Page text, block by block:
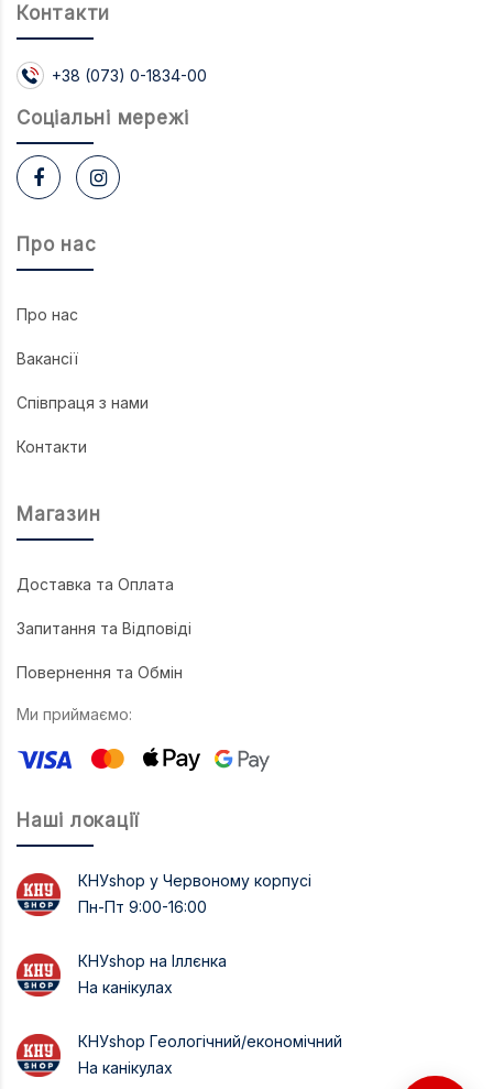
Про нас
Про нас
Вакансії
Співпраця з нами
Контакти
Магазин
Доставка та Оплата
Запитання та Відповіді
Повернення та Обмін
Ми приймаємо:
Наші локації
КНУshop у Червоному корпусі
Пн-Пт 9:00-16:00
КНУshop на Іллєнка
На канікулах
КНУshop Геологічний/економічний
На канікулах
Контакти
+38 (073) 0-1834-00
Соцiальнi мережi